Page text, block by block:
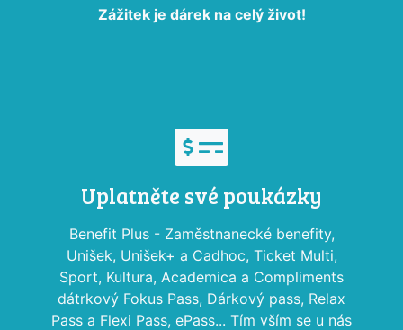
Zážitek je dárek na celý život!
Uplatněte své poukázky
Benefit Plus - Zaměstnanecké benefity,
Unišek, Unišek+ a Cadhoc, Ticket Multi,
Sport, Kultura, Academica a Compliments
dátrkový Fokus Pass, Dárkový pass, Relax
Pass a Flexi Pass, ePass... Tím vším se u nás